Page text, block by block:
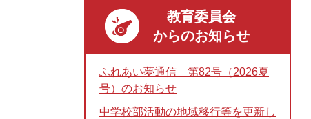
教育委員会
からのお知らせ
ふれあい夢通信 第82号（2026夏
号）のお知らせ
中学校部活動の地域移行等を更新し